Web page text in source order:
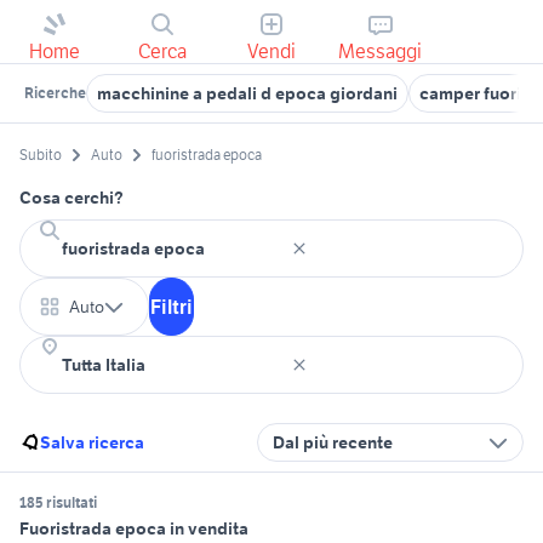
Home Cerca Vendi Messaggi
Ricerche macchinine a pedali d epoca giordani camper
Subito Auto fuoristrada epoca
Cosa cerchi?
Auto Filtri
Salva ricerca Dal più recente
185 risultati
Fuoristrada epoca in vendita